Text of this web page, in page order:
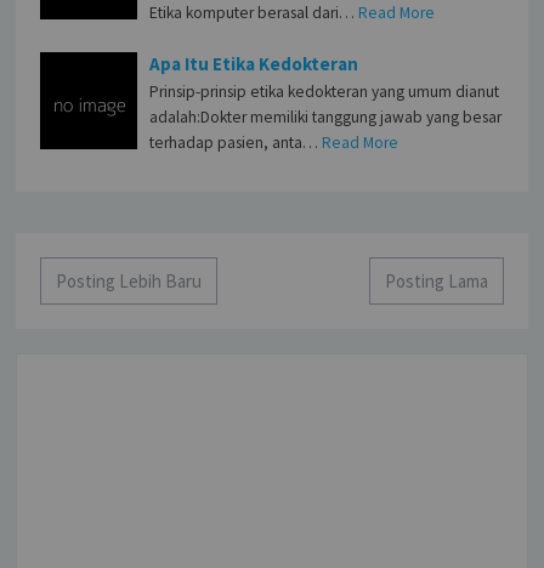
Etika komputer berasal dari… Read More
Apa Itu Etika Kedokteran
Prinsip-prinsip etika kedokteran yang umum dianut
adalah:Dokter memiliki tanggung jawab yang besar
terhadap pasien, anta… Read More
Posting Lebih Baru Posting Lama